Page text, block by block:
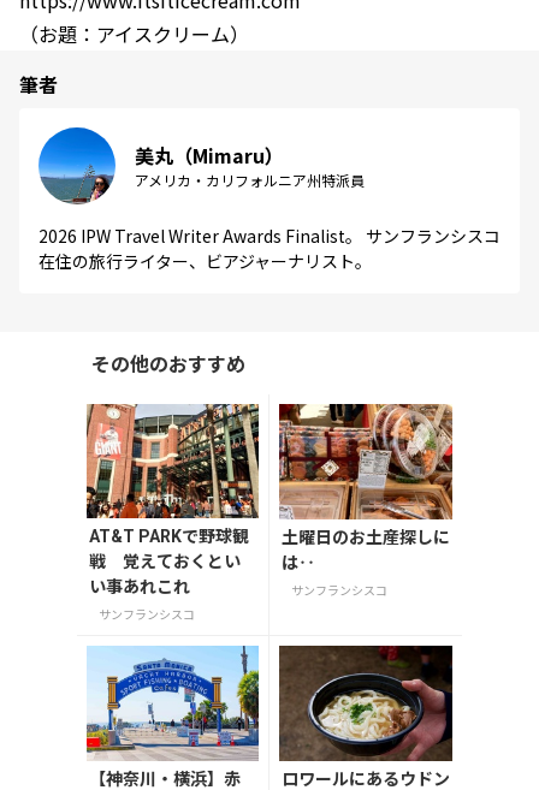
（お題：アイスクリーム）
筆者
美丸（Mimaru）
アメリカ・カリフォルニア州特派員
2026 IPW Travel Writer Awards Finalist。 サンフランシスコ
在住の旅行ライター、ビアジャーナリスト。
その他のおすすめ
AT&T PARKで野球観
戦 覚えておくとい
い事あれこれ
サンフランシスコ
土曜日のお土産探しに
は‥
サンフランシスコ
【神奈川・横浜】赤 ロワールにあるウドン